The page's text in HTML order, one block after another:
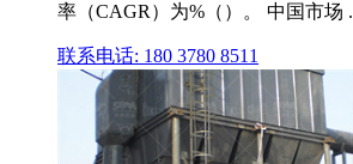
率（CAGR）为%（）。 中国市场 .
联系电话: 180 3780 8511